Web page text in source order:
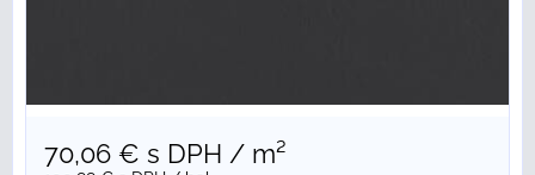
70,06 € s DPH / m²